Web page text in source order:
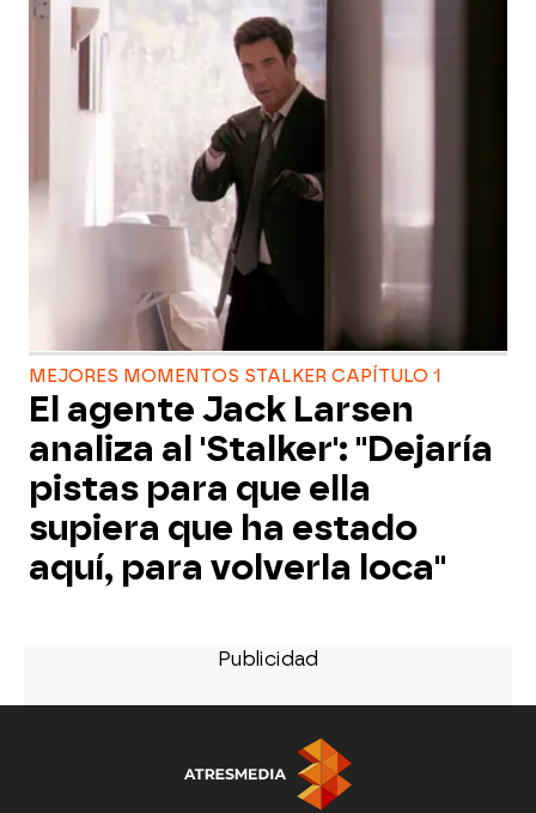
MEJORES MOMENTOS STALKER CAPÍTULO 1
El agente Jack Larsen
analiza al 'Stalker': "Dejaría
pistas para que ella
supiera que ha estado
aquí, para volverla loca"